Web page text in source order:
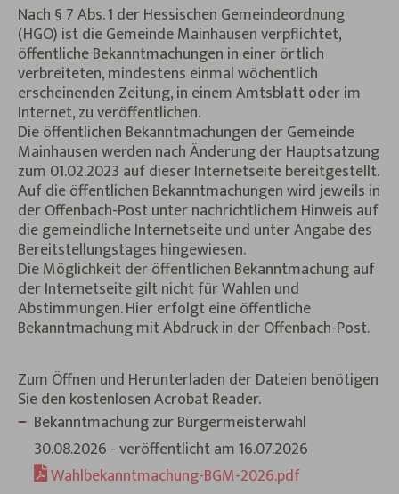
Nach § 7 Abs. 1 der Hessischen Gemeindeordnung
(HGO) ist die Gemeinde Mainhausen verpflichtet,
öffentliche Bekanntmachungen in einer örtlich
verbreiteten, mindestens einmal wöchentlich
erscheinenden Zeitung, in einem Amtsblatt oder im
Internet, zu veröffentlichen.
Die öffentlichen Bekanntmachungen der Gemeinde
Mainhausen werden nach Änderung der Hauptsatzung
zum 01.02.2023 auf dieser Internetseite bereitgestellt.
Auf die öffentlichen Bekanntmachungen wird jeweils in
der Offenbach-Post unter nachrichtlichem Hinweis auf
die gemeindliche Internetseite und unter Angabe des
Bereitstellungstages hingewiesen.
Die Möglichkeit der öffentlichen Bekanntmachung auf
der Internetseite gilt nicht für Wahlen und
Abstimmungen. Hier erfolgt eine öffentliche
Bekanntmachung mit Abdruck in der Offenbach-Post.
Zum Öffnen und Herunterladen der Dateien benötigen
Sie den kostenlosen Acrobat Reader.
Bekanntmachung zur Bürgermeisterwahl
30.08.2026 - veröffentlicht am 16.07.2026
Wahlbekanntmachung-BGM-2026.pdf